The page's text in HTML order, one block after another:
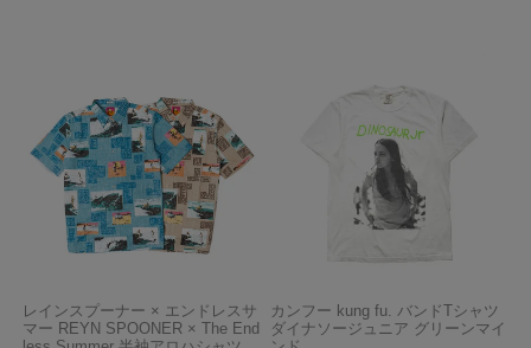
レインスプーナー × エンドレスサ
マー REYN SPOONER × The End
カンフー kung fu. バンドTシャツ
ダイナソージュニア グリーンマイ